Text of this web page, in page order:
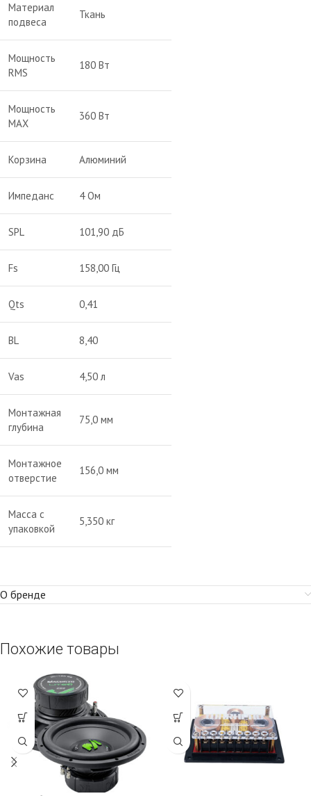
Материал
подвеса
Ткань
Мощность
RMS
180 Вт
Мощность
MAX
360 Вт
Корзина Алюминий
Импеданс 4 Ом
SPL 101,90 дБ
Fs 158,00 Гц
Qts 0,41
BL 8,40
Vas 4,50 л
Монтажная
глубина
75,0 мм
Монтажное
отверстие
156,0 мм
Масса с
упаковкой
5,350 кг
О бренде
Похожие товары